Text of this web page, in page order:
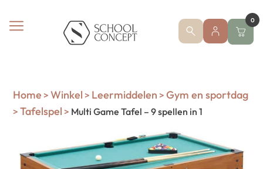
0
Home > Winkel > Leermiddelen > Gym en sportdag
> Tafelspel > Multi Game Tafel – 9 spellen in 1